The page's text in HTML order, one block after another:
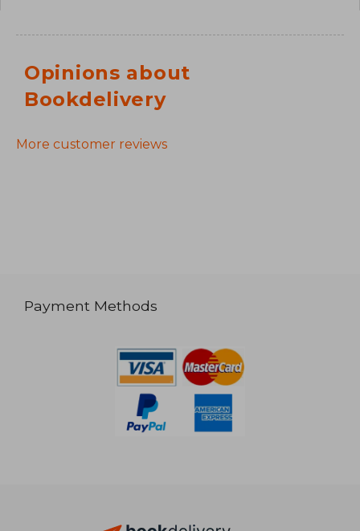
Opinions about
Bookdelivery
More customer reviews
Payment Methods